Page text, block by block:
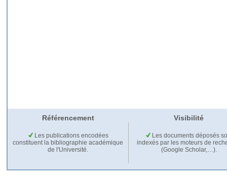
Référencement Visibilité
Les publications encodées
constituent la bibliographie académique
de l'Université.
Les documents déposés
indexés par les moteurs de
(Google Scholar,…).